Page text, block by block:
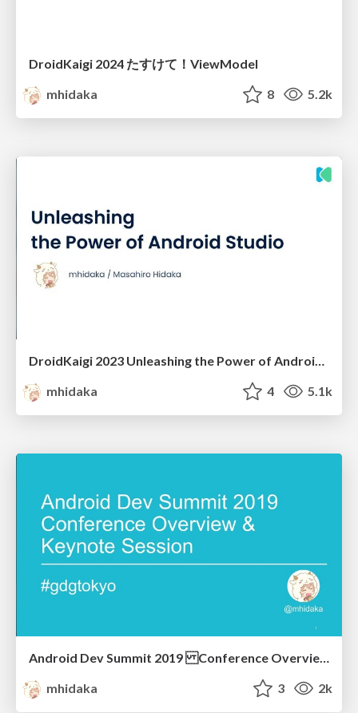
DroidKaigi 2024 たすけて！ViewModel
mhidaka
8 5.2k
DroidKaigi 2023 Unleashing the Power of Android Studio
mhidaka
4 5.1k
Android Dev Summit 2019 Conference Overview & Keynote Session
mhidaka
3 2k